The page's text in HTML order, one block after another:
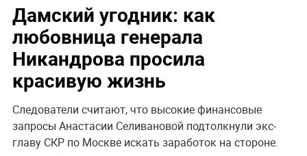
Дамский угодник: как
любовница генерала
Никандрова просила
красивую жизнь
Следователи считают, что высокие финансовые
запросы Анастасии Селивановой подтолкнули экс-
главу СКР по Москве искать заработок на стороне.